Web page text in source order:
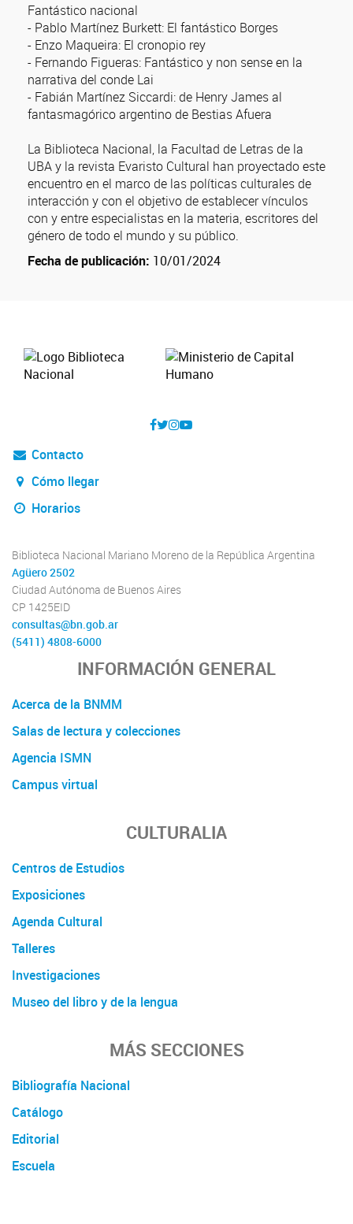
Fantástico nacional
- Pablo Martínez Burkett: El fantástico Borges
- Enzo Maqueira: El cronopio rey
- Fernando Figueras: Fantástico y non sense en la
narrativa del conde Lai
- Fabián Martínez Siccardi: de Henry James al
fantasmagórico argentino de Bestias Afuera
La Biblioteca Nacional, la Facultad de Letras de la
UBA y la revista Evaristo Cultural han proyectado este
encuentro en el marco de las políticas culturales de
interacción y con el objetivo de establecer vínculos
con y entre especialistas en la materia, escritores del
género de todo el mundo y su público.
Fecha de publicación: 10/01/2024
Contacto
Cómo llegar
Horarios
Biblioteca Nacional Mariano Moreno de la República Argentina
Agüero 2502
Ciudad Autónoma de Buenos Aires
CP 1425EID
consultas@bn.gob.ar
(5411) 4808-6000
INFORMACIÓN GENERAL
Acerca de la BNMM
Salas de lectura y colecciones
Agencia ISMN
Campus virtual
CULTURALIA
Centros de Estudios
Exposiciones
Agenda Cultural
Talleres
Investigaciones
Museo del libro y de la lengua
MÁS SECCIONES
Bibliografía Nacional
Catálogo
Editorial
Escuela